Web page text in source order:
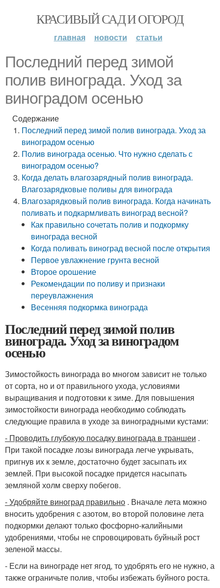
КРАСИВЫЙ САД И ОГОРОД
главная новости статьи
Последний перед зимой
полив винограда. Уход за
виноградом осенью
Содержание
Последний перед зимой полив винограда. Уход за
виноградом осенью
Полив винограда осенью. Что нужно сделать с
виноградом осенью?
Когда делать влагозарядный полив винограда.
Влагозарядковые поливы для винограда
Влагозарядковый полив винограда. Когда начинать
поливать и подкармливать виноград весной?
Как правильно сочетать полив и подкормку
винограда весной
Когда поливать виноград весной после открытия
Первое увлажнение грунта весной
Второе орошение
Рекомендации по поливу и признаки
переувлажнения
Весенняя подкормка винограда
Последний перед зимой полив
винограда. Уход за виноградом
осенью
Зимостойкость винограда во многом зависит не только
от сорта, но и от правильного ухода, условиями
выращивания и подготовки к зиме. Для повышения
зимостойкости винограда необходимо соблюдать
следующие правила в уходе за виноградными кустами:
- Проводить глубокую посадку винограда в траншеи .
При такой посадке лозы винограда легче укрывать,
пригнув их к земле, достаточно будет засыпать их
землей. При высокой посадке придется насыпать
земляной холм сверху побегов.
- Удобряйте виноград правильно . Вначале лета можно
вносить удобрения с азотом, во второй половине лета
подкормки делают только фосфорно-калийными
удобрениями, чтобы не спровоцировать буйный рост
зеленой массы.
- Если на винограде нет ягод, то удобрять его не нужно, а
также ограничьте полив, чтобы избежать буйного роста.